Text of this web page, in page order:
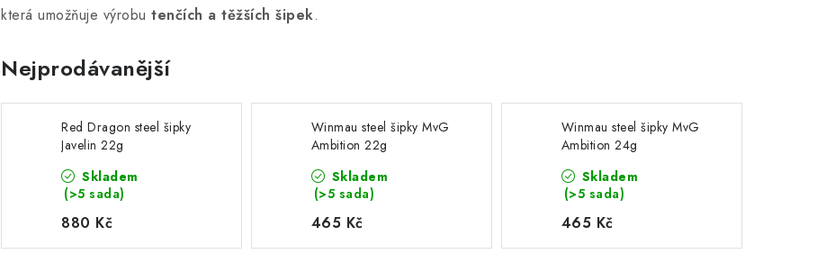
která umožňuje výrobu tenčích a těžších šipek.
Nejprodávanější
Red Dragon steel šipky
Javelin 22g
Skladem
(>5 sada)
880 Kč
Winmau steel šipky MvG
Ambition 22g
Skladem
(>5 sada)
465 Kč
Winmau steel šipky MvG
Ambition 24g
Skladem
(>5 sada)
465 Kč